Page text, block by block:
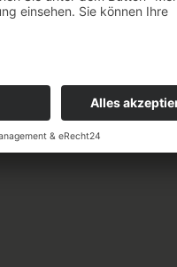
auf den Punkt.
wird Ihre Online-Präsenz